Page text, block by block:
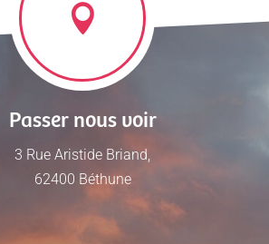
Passer nous voir
3 Rue Aristide Briand,
62400 Béthune